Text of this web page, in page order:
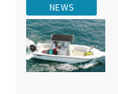
NEWS